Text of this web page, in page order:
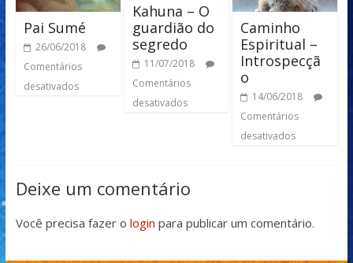
Pai Sumé
26/06/2018
Comentários
desativados
Kahuna – O
guardião do
segredo
11/07/2018
Comentários
desativados
Caminho
Espiritual –
Introspecçã
o
14/06/2018
Comentários
desativados
Deixe um comentário
Você precisa fazer o login para publicar um comentário.